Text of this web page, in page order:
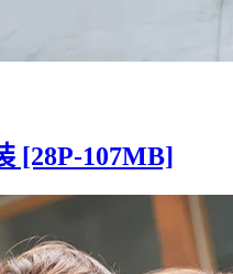
[28P-107MB]